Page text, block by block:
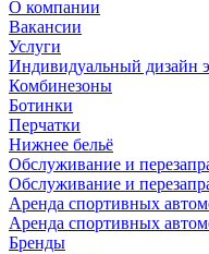
О компании
Вакансии
Услуги
Индивидуальный дизайн
Комбинезоны
Ботинки
Перчатки
Нижнее бельё
Обслуживание и
Обслуживание и
Аренда спортивных
Аренда спортивных
Бренды